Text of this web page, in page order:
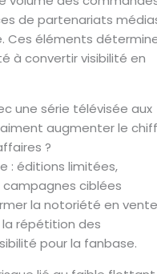
de partenariats
Ces éléments
à convertir visibilité en
une série télévisée aux
augmenter le
?
: éditions limitées,
ciblées
la notoriété en
répétition des
pour la fanbase.